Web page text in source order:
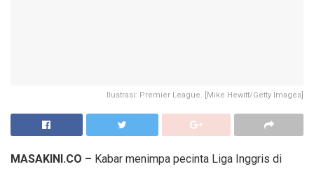
Ilustrasi: Premier League. [Mike Hewitt/Getty Images]
MASAKINI.CO – Kabar menimpa pecinta Liga Inggris di